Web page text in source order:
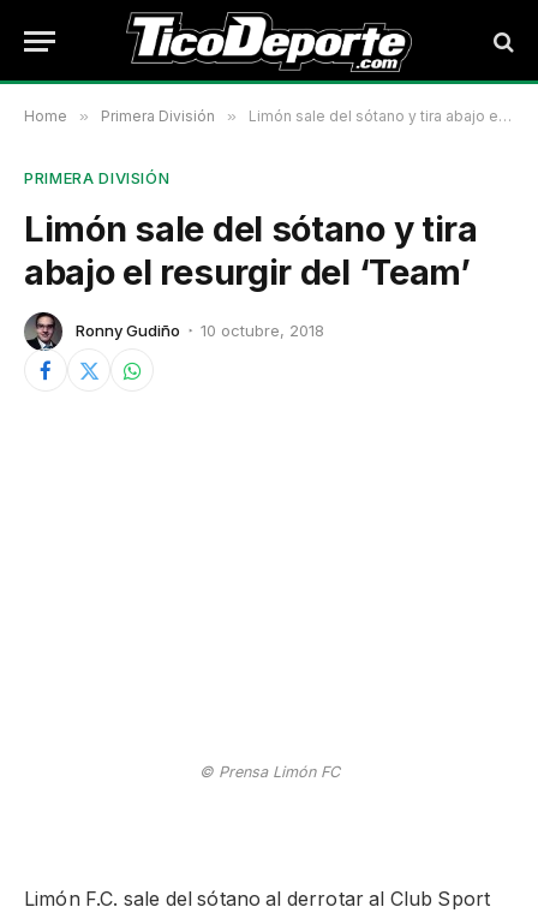
Home » Primera División » Limón sale del sótano y tira abajo el resurgir del ‘Team’
PRIMERA DIVISIÓN
Limón sale del sótano y tira
abajo el resurgir del ‘Team’
Ronny Gudiño 10 octubre, 2018
© Prensa Limón FC
Limón F.C. sale del sótano al derrotar al Club Sport